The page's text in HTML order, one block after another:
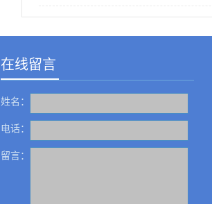
在线留言
姓名：
电话：
留言：